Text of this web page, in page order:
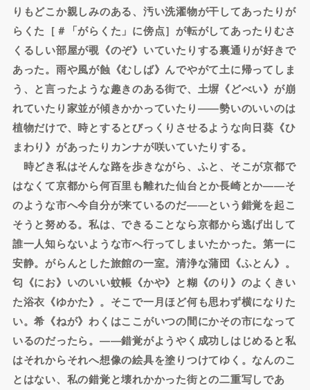
りもどこか親しみのある、汚い洗濯物が干してあったりが
らくた［＃「がらくた」に傍点］が転がしてあったりむさ
くるしい部屋が覗《のぞ》いていたりする裏通りが好きで
あった。雨や風が蝕《むしば》んでやがて土に帰ってしま
う、と言ったような趣きのある街で、土塀《どべい》が崩
れていたり家並が傾きかかっていたり――勢いのいいのは
植物だけで、時とするとびっくりさせるような向日葵《ひ
まわり》があったりカンナが咲いていたりする。
時どき私はそんな路を歩きながら、ふと、そこが京都で
はなくて京都から何百里も離れた仙台とか長崎とか――そ
のような市へ今自分が来ているのだ――という錯覚を起こ
そうと努める。私は、できることなら京都から逃げ出して
誰一人知らないような市へ行ってしまいたかった。第一に
安静。がらんとした旅館の一室。清浄な蒲団《ふとん》。
匂《にお》いのいい蚊帳《かや》と糊《のり》のよくきい
た浴衣《ゆかた》。そこで一月ほど何も思わず横になりた
い。希《ねが》わくはここがいつの間にかその市になって
いるのだったら。――錯覚がようやく成功しはじめると私
はそれからそれへ想像の絵具を塗りつけてゆく。なんのこ
とはない、私の錯覚と壊れかかった街との二重写しであ